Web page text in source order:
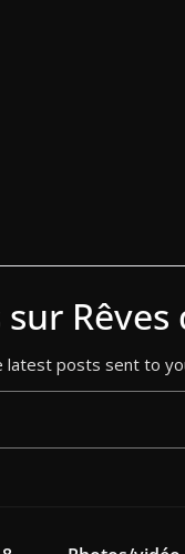
Rêves
latest posts sent to